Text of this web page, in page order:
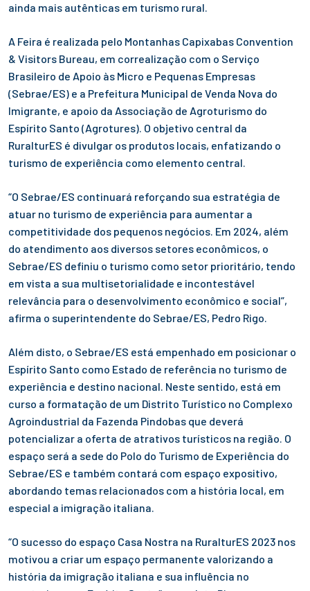
ainda mais autênticas em turismo rural.
A Feira é realizada pelo Montanhas Capixabas Convention
& Visitors Bureau, em correalização com o Serviço
Brasileiro de Apoio às Micro e Pequenas Empresas
(Sebrae/ES) e a Prefeitura Municipal de Venda Nova do
Imigrante, e apoio da Associação de Agroturismo do
Espírito Santo (Agrotures). O objetivo central da
RuralturES é divulgar os produtos locais, enfatizando o
turismo de experiência como elemento central.
“O Sebrae/ES continuará reforçando sua estratégia de
atuar no turismo de experiência para aumentar a
competitividade dos pequenos negócios. Em 2024, além
do atendimento aos diversos setores econômicos, o
Sebrae/ES definiu o turismo como setor prioritário, tendo
em vista a sua multisetorialidade e incontestável
relevância para o desenvolvimento econômico e social”,
afirma o superintendente do Sebrae/ES, Pedro Rigo.
Além disto, o Sebrae/ES está empenhado em posicionar o
Espírito Santo como Estado de referência no turismo de
experiência e destino nacional. Neste sentido, está em
curso a formatação de um Distrito Turístico no Complexo
Agroindustrial da Fazenda Pindobas que deverá
potencializar a oferta de atrativos turísticos na região. O
espaço será a sede do Polo do Turismo de Experiência do
Sebrae/ES e também contará com espaço expositivo,
abordando temas relacionados com a história local, em
especial a imigração italiana.
“O sucesso do espaço Casa Nostra na RuralturES 2023 nos
motivou a criar um espaço permanente valorizando a
história da imigração italiana e sua influência no